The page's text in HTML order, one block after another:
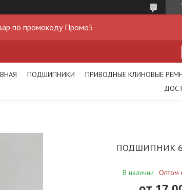
по промокоду Промо5
ПОДШИПНИКИ ПРИВОДНЫЕ КЛИНОВЫЕ
ПОДШИПНИК
В наличии Оптом